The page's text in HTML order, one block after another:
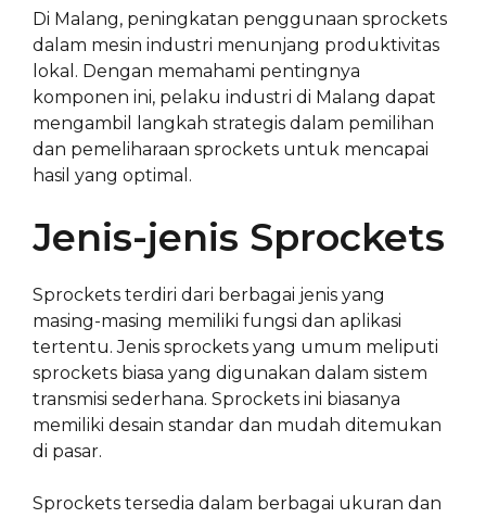
Di Malang, peningkatan penggunaan sprockets
dalam mesin industri menunjang produktivitas
lokal. Dengan memahami pentingnya
komponen ini, pelaku industri di Malang dapat
mengambil langkah strategis dalam pemilihan
dan pemeliharaan sprockets untuk mencapai
hasil yang optimal.
Jenis-jenis Sprockets
Sprockets terdiri dari berbagai jenis yang
masing-masing memiliki fungsi dan aplikasi
tertentu. Jenis sprockets yang umum meliputi
sprockets biasa yang digunakan dalam sistem
transmisi sederhana. Sprockets ini biasanya
memiliki desain standar dan mudah ditemukan
di pasar.
Sprockets tersedia dalam berbagai ukuran dan